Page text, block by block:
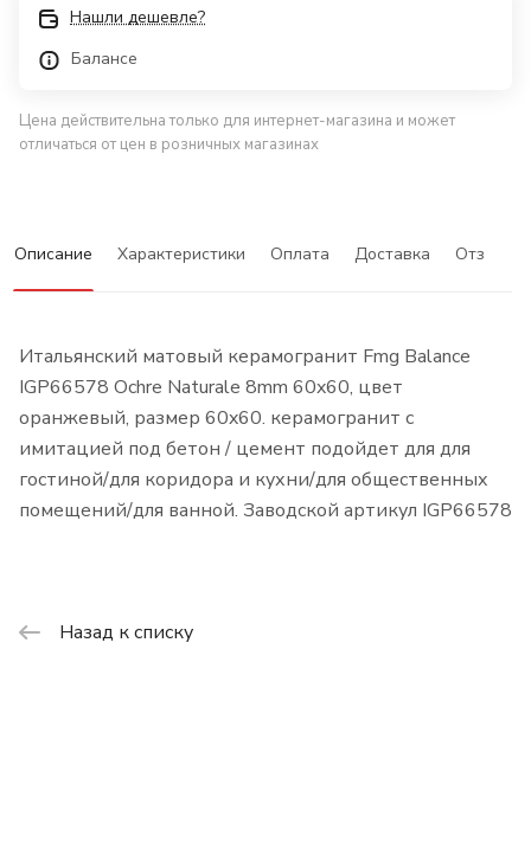
Нашли дешевле?
Балансе
Цена действительна только для интернет-магазина и может
отличаться от цен в розничных магазинах
Описание Характеристики Оплата Доставка Отзывы
Итальянский матовый керамогранит Fmg Balance
IGP66578 Ochre Naturale 8mm 60x60, цвет
оранжевый, размер 60x60. керамогранит с
имитацией под бетон / цемент подойдет для для
гостиной/для коридора и кухни/для общественных
помещений/для ванной. Заводской артикул IGP66578
Назад к списку